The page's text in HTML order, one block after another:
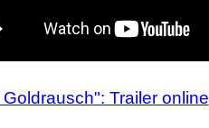
Trailer online